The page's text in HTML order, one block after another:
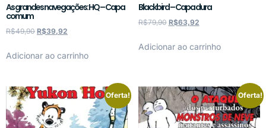
As grandes navegações: HQ – Capa
comum
R$49,90 R$39,92
Adicionar ao carrinho
Blackbird – Capa dura
R$79,90 R$63,92
Adicionar ao carrinho
Oferta! Oferta!